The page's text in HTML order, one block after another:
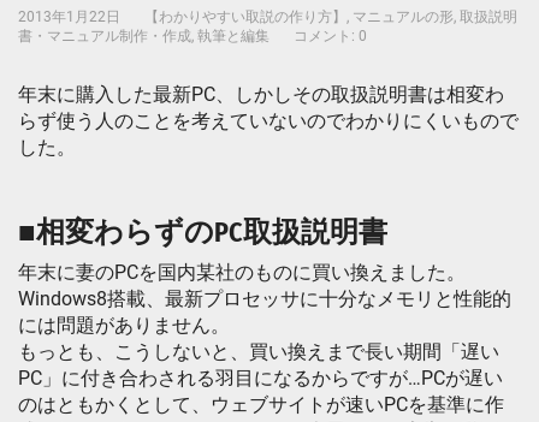
2013年1月22日 【わかりやすい取説の作り方】 , マニュアルの形, 取扱説明
書・マニュアル制作・作成, 執筆と編集 コメント: 0
年末に購入した最新PC、しかしその取扱説明書は相変わ
らず使う人のことを考えていないのでわかりにくいもので
した。
■相変わらずのPC取扱説明書
年末に妻のPCを国内某社のものに買い換えました。
Windows8搭載、最新プロセッサに十分なメモリと性能的
には問題がありません。
もっとも、こうしないと、買い換えまで長い期間「遅い
PC」に付き合わされる羽目になるからですが…PCが遅い
のはともかくとして、ウェブサイトが速いPCを基準に作